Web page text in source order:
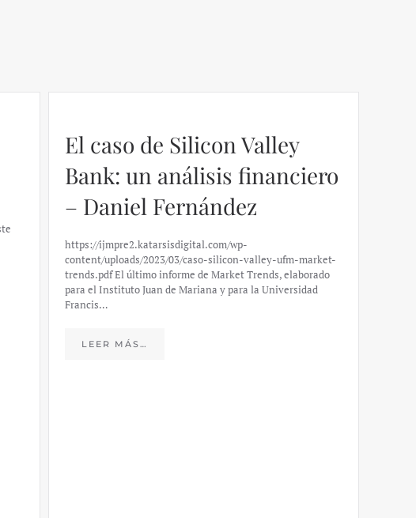
El caso de Silicon Valley
Bank: un análisis financiero
– Daniel Fernández
https://ijmpre2.katarsisdigital.com/wp-
content/uploads/2023/03/caso-silicon-valley-ufm-market-
trends.pdf El último informe de Market Trends, elaborado
para el Instituto Juan de Mariana y para la Universidad
Francis…
LEER MÁS…